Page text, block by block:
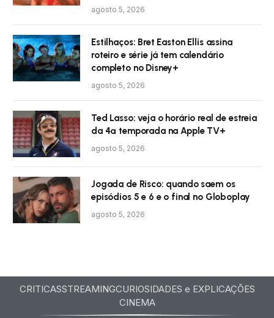
agosto 5, 2026
Estilhaços: Bret Easton Ellis assina
roteiro e série já tem calendário
completo no Disney+
agosto 5, 2026
Ted Lasso: veja o horário real de estreia
da 4ª temporada na Apple TV+
agosto 5, 2026
Jogada de Risco: quando saem os
episódios 5 e 6 e o final no Globoplay
agosto 5, 2026
CRITICASSTREAMINGCURIOSIDADES e EXPLICAÇÕES
CINEMA